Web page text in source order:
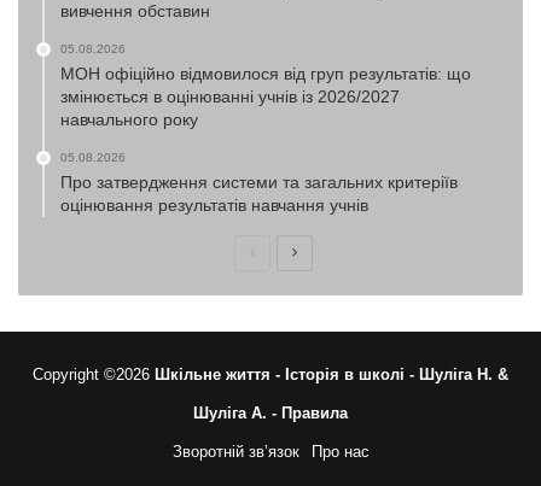
вивчення обставин
05.08.2026
МОН офіційно відмовилося від груп результатів: що
змінюється в оцінюванні учнів із 2026/2027
навчального року
05.08.2026
Про затвердження системи та загальних критеріїв
оцінювання результатів навчання учнів
ПопередняНаступна
Copyright ©2026 Шкільне життя - Історія в школі - Шуліга Н. &
Шуліга А. - Правила
Зворотній зв’язок Про нас